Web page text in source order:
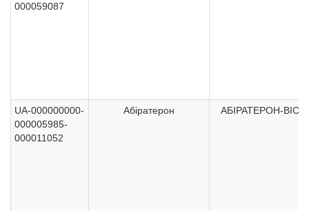
000059087
UA-000000000-
000005985-
000011052
Абіратерон АБІРАТЕРОН-